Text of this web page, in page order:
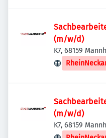
(m/w/d)
K7, 68159
(m/w/d)
K7, 68159